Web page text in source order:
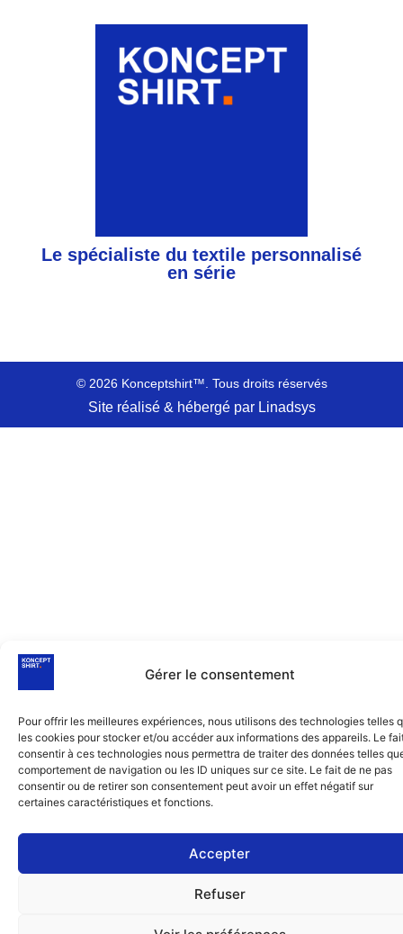
Gérer le consentement
Pour offrir les meilleures expériences, nous utilisons des technologies telles
les cookies pour stocker et/ou accéder aux informations des appareils. Le
consentir à ces technologies nous permettra de traiter des données telles
comportement de navigation ou les ID uniques sur ce site. Le fait de ne pas
consentir ou de retirer son consentement peut avoir un effet négatif sur
certaines caractéristiques et fonctions.
Accepter
Refuser
Le spécialiste du textile personnalisé
en série
© 2026 Konceptshirt™. Tous droits réservés
Site réalisé & hébergé par Linadsys